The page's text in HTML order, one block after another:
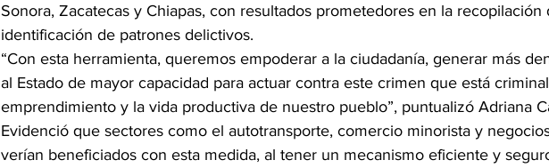
Sonora, Zacatecas y Chiapas, con resultados prometedores en la recopilación
identificación de patrones delictivos.
“Con esta herramienta, queremos empoderar a la ciudadanía, generar más
al Estado de mayor capacidad para actuar contra este crimen que está
emprendimiento y la vida productiva de nuestro pueblo”, puntualizó Adriana
Evidenció que sectores como el autotransporte, comercio minorista y
verían beneficiados con esta medida, al tener un mecanismo eficiente y